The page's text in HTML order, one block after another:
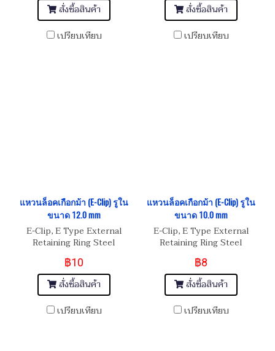
สั่งซื้อสินค้า
เปรียบเทียบ
สั่งซื้อสินค้า
เปรียบเทียบ
แหวนล็อคเกือกม้า (E-Clip) รูใน
ขนาด 12.0 mm
E-Clip, E Type External
Retaining Ring Steel
฿10
สั่งซื้อสินค้า
เปรียบเทียบ
แหวนล็อคเกือกม้า (E-Clip) รูใน
ขนาด 10.0 mm
E-Clip, E Type External
Retaining Ring Steel
฿8
สั่งซื้อสินค้า
เปรียบเทียบ